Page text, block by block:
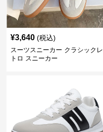
¥3,640 (税込)
スーツスニーカー クラシックレ
トロ スニーカー